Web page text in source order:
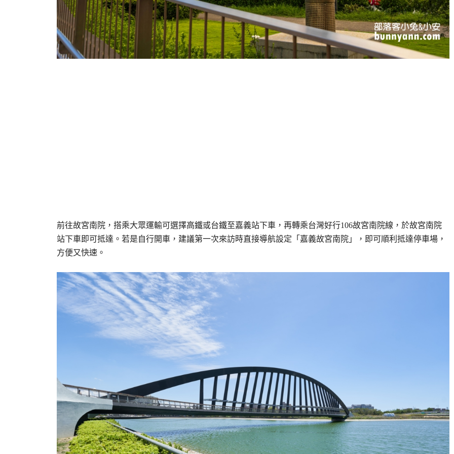
前往故宮南院，搭乘大眾運輸可選擇高鐵或台鐵至嘉義站下車，再轉乘台灣好行106故宮南院線，於故宮南院
站下車即可抵達。若是自行開車，建議第一次來訪時直接導航設定「嘉義故宮南院」，即可順利抵達停車場，
方便又快速。